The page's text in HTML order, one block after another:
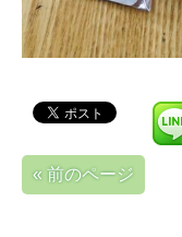
« 前のページ